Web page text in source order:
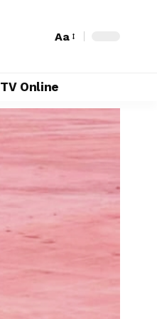
Aa
TV Online